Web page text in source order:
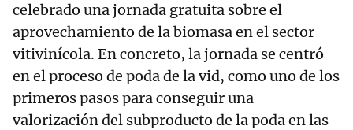
celebrado una jornada gratuita sobre el
aprovechamiento de la biomasa en el sector
vitivinícola. En concreto, la jornada se centró
en el proceso de poda de la vid, como uno de los
primeros pasos para conseguir una
valorización del subproducto de la poda en las